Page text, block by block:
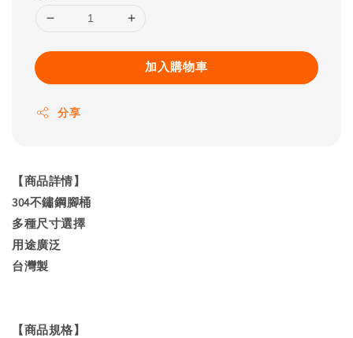
加入購物車
分享
【商品詳情】
304不鏽鋼腳桶
多種尺寸選擇
用途廣泛
台灣製
【商品規格】